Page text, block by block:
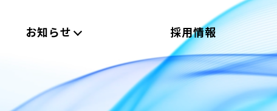
お知らせ 採用情報